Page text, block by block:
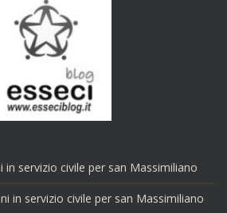
in servizio civile per san Massimiliano
in servizio civile per san Massimiliano